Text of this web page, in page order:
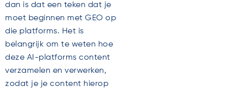
dan is dat een teken dat je
moet beginnen met GEO op
die platforms. Het is
belangrijk om te weten hoe
deze AI-platforms content
verzamelen en verwerken,
zodat je je content hierop